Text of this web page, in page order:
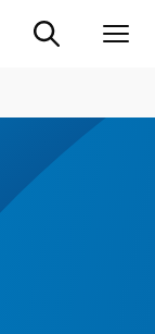
Suche ein-/